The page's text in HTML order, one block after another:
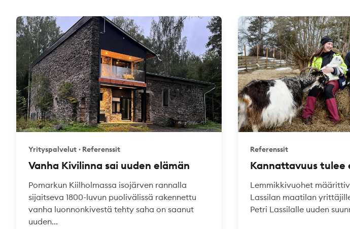
Yrityspalvelut · Referenssit
Vanha Kivilinna sai uuden elämän
Pomarkun Kiilholmassa isojärven rannalla
sijaitseva 1800-luvun puolivälissä rakennettu
vanha luonnonkivestä tehty saha on saanut
uuden...
Referenssit
Kannattavuus tulee
Lemmikkivuohet
Lassilan maatilan
Petri Lassilalle uuden